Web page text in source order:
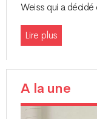
Weiss qui a
Lire plus
A la une